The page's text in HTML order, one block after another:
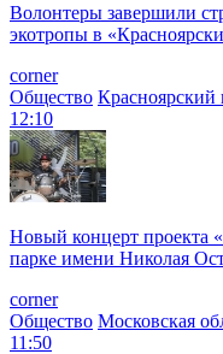
Волонтеры завершили
экотропы в
corner
Общество Красноярский
12:10
Новый концерт проекта
парке имени Николая
corner
Общество Московская
11:50